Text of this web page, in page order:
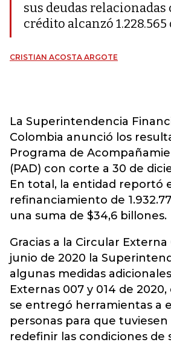
sus deudas relacionadas
crédito alcanzó
CRISTIAN ACOSTA ARGOTE
La Superintendencia
Colombia anunció los
Programa de
(PAD) con corte a 30 de
En total, la entidad reportó
refinanciamiento de
una suma de $34,6 billones.
Gracias a la Circular
junio de 2020 la
algunas medidas
Externas 007 y 014 de
se entregó herramientas a
personas para que tuviesen
redefinir las condiciones de